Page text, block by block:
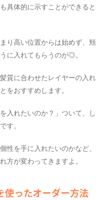
具体的に示すことができると
り高い位置からは始めず、頬
に入れてもらうのが◎。
質に合わせたレイヤーの入れ
をおすすめします。
入れたいのか？」ついて、し
す。
性を手に入れたいのかなど、
方が変わってきますよ。
使ったオーダー方法